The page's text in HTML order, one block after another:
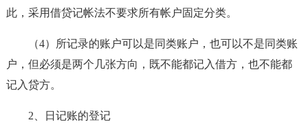
此，采用借贷记帐法不要求所有帐户固定分类。
（4）所记录的账户可以是同类账户，也可以不是同类账
户，但必须是两个几张方向，既不能都记入借方，也不能都
记入贷方。
2、日记账的登记